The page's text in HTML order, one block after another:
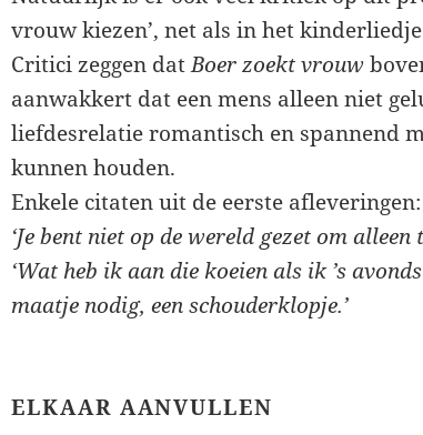
vrouw kiezen’, net als in het
Critici zeggen datBoer zoekt vrouw
aanwakkert dat een mens alleen niet
liefdesrelatie romantisch en spannend
kunnen houden.
Enkele citaten uit de eerste afleveringen:
‘Je bent niet op de wereld gezet om alleen
‘Wat heb ik aan die koeien als ik ’s
maatje nodig, een schouderklopje.’
ELKAAR AANVULLEN